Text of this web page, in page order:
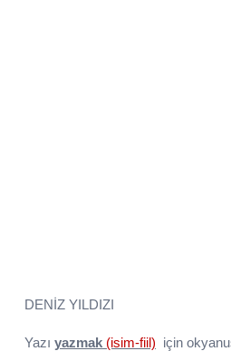
DENİZ YILDIZI
Yazı yazmak (isim-fiil) için